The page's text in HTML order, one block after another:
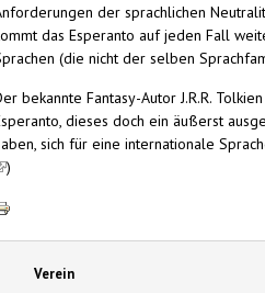
der sprachlichen
das Esperanto auf jeden Fall
(die nicht der selben
bekannte Fantasy-Autor J.R.R.
dieses doch ein äußerst
sich für eine internationale
is external)
)
Verein